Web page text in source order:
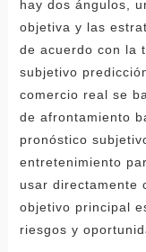
hay dos ángulos,
objetiva y las
de acuerdo con la
subjetivo
comercio real se
de afrontamiento
pronóstico
entretenimiento
usar directamente
objetivo principal
riesgos y